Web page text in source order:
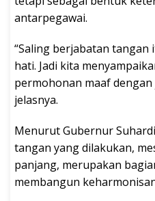
antarpegawai.
“Saling berjabatan
hati. Jadi kita
permohonan maaf
jelasnya.
Menurut Gubernur
tangan yang dilakukan,
panjang, merupakan
membangun